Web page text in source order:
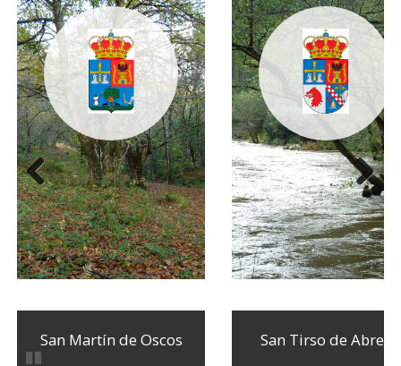
San Martín de Oscos San Tirso de Abres
Anterior Siguiente